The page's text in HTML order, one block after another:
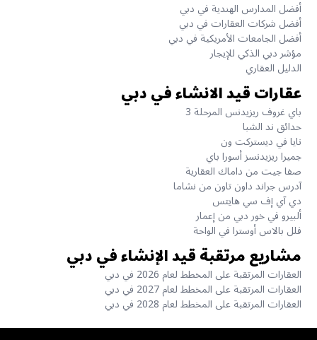
أفضل المدارس الهندية في دبي
أفضل شركات العقارات في دبي
أفضل الجامعات الأمريكية في دبي
مؤشر دبي الذكي للإيجار
الدليل العقاري
عقارات قيد الانشاء في دبي
باي غروف ريزيدنس المرحلة 3
حدائق ند الشبا
نايا في ديستركت ون
جميرا ريزيدنسز أسورا باي
صفا جيت من داماك العقارية
آدرس جراند داون تاون من نشاما
دي آي إف سي هايتس
ألبيرو في خور دبي من إعمار
فلل بالاس أوسترا في الواحة
مشاريع مرتقبة قيد الإنشاء في دبي
العقارات المرتقبة على المخطط لعام 2026 في دبي
العقارات المرتقبة على المخطط لعام 2027 في دبي
العقارات المرتقبة على المخطط لعام 2028 في دبي